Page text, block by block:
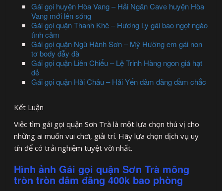
Gái gọi huyện Hòa Vang – Hải Ngân Cave huyện Hòa
Vang mới lên sóng
Gái gọi quận Thanh Khê – Hương Ly gái bao ngọt ngào
tình cảm
Gái gọi quận Ngũ Hành Sơn – Mỹ Hường em gái non
tơ body đẫy đà
Gái gọi quận Liên Chiểu – Lệ Trinh Hàng ngon giá hạt
dẻ
Gái gọi quận Hải Châu – Hải Yến dâm đãng đầm chắc
Kết Luận
Việc tìm gái gọi quận Sơn Trà là một lựa chọn thú vị cho
những ai muốn vui chơi, giải trí. Hãy lựa chọn dịch vụ uy
tín để có trải nghiệm tuyệt vời nhất.
Hình ảnh Gái gọi quận Sơn Trà mông
tròn tròn dâm đãng 400k bao phòng